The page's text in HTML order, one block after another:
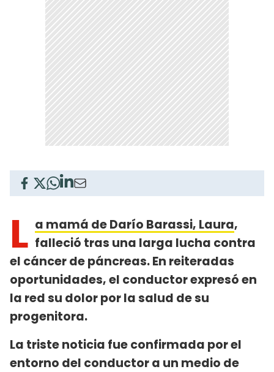
L a mamá de Darío Barassi, Laura,
falleció tras una larga lucha contra
el cáncer de páncreas. En reiteradas
oportunidades, el conductor expresó en
la red su dolor por la salud de su
progenitora.
La triste noticia fue confirmada por el
entorno del conductor a un medio de